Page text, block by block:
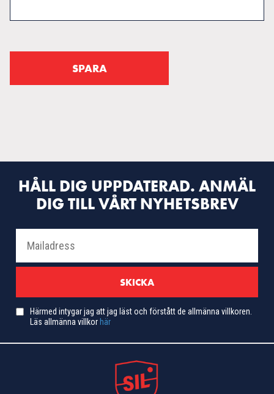
HÅLL DIG UPPDATERAD. ANMÄL
DIG TILL VÅRT NYHETSBREV
Härmed intygar jag att jag läst och förstått de allmänna villkoren.
Läs allmänna villkor här